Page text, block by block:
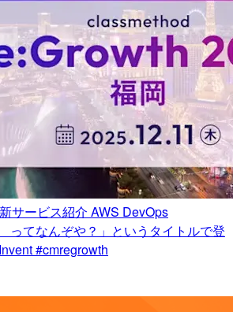
サービス紹介 AWS DevOps
ってなんぞや？」というタイトルで登
#cmregrowth